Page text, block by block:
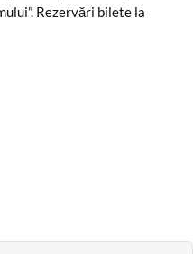
Rezervări bilete la